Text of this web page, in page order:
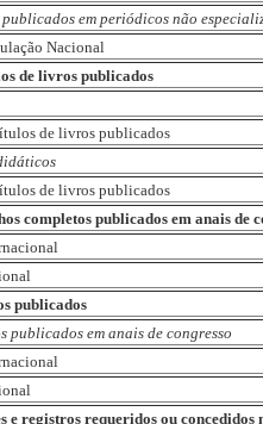
em periódicos não
Nacional
de livros publicados
de livros publicados
de livros publicados
completos publicados em anais de
publicados
publicados em anais de congresso
e registros requeridos ou concedidos